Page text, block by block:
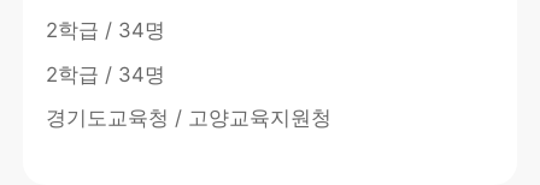
2학급 / 34명
2학급 / 34명
경기도교육청 / 고양교육지원청